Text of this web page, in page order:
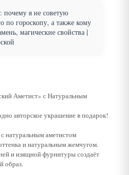
почему я не советую
по гороскопу, а также кому
магические свойства |
Аметист» с Натуральным
авторское украшение в подарок!
с натуральным аметистом
и натуральным жемчугом.
и изящной фурнитуры создаёт
образ.